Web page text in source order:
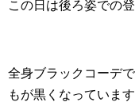
この日は後ろ姿での登
全身ブラックコーデ
もが黒くなっています